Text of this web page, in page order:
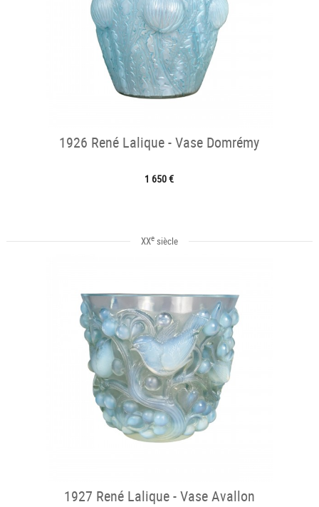
1926 René Lalique - Vase Domrémy
1 650 €
XXesiècle
1927 René Lalique - Vase Avallon